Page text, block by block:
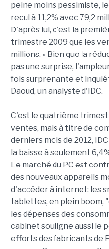
peine moins pessimiste,
recul à 11,2% avec 79,2
D'après lui, c'est la
trimestre 2009 que les
millions. « Bien que la
pas une surprise,
fois surprenante et
Daoud, un analyste d'IDC.
C'est le quatrième
ventes, mais à titre de
derniers mois de 2012,
la baisse à seulement
Le marché du PC est
des nouveaux appareils
d'accéder à internet: les
tablettes, en plein boom,
les dépenses des
cabinet souligne aussi le
efforts des fabricants de